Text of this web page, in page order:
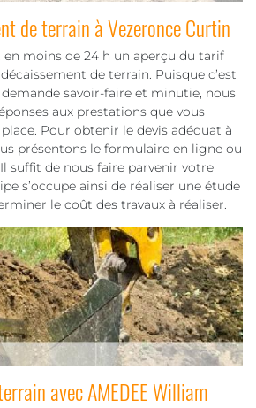
de terrain à Vezeronce Curtin
moins de 24 h un aperçu du tarif
de terrain. Puisque c’est
savoir-faire et minutie, nous
aux prestations que vous
Pour obtenir le devis adéquat à
présentons le formulaire en ligne ou
suffit de nous faire parvenir votre
s’occupe ainsi de réaliser une étude
le coût des travaux à réaliser.
avec AMEDEE William